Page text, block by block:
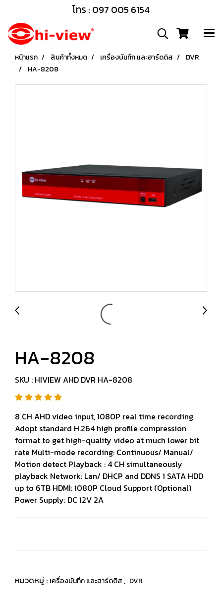
โทร : 097 005 6154
หน้าแรก สินค้าทั้งหมด เครื่องบันทึก และฮาร์ดดิส
DVR
HA-8208
HA-8208
SKU : HIVIEW AHD DVR HA-8208
8 CH AHD video input, 1080P real time recording
Adopt standard H.264 high profile compression
format to get high-quality video at much lower bit
rate Multi-mode recording: Continuous/ Manual/
Motion detect Playback : 4 CH simultaneously
playback Network: Lan/ DHCP and DDNS 1 SATA HDD
up to 6TB HDMI: 1080P Cloud Support (Optional)
Power Supply: DC 12V 2A
หมวดหมู่ : เครื่องบันทึก และฮาร์ดดิส , DVR